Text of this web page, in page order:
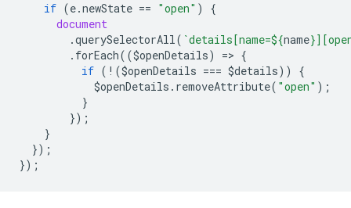
if (e.newState == "open" )
{
document
.querySelectorAll( `details[name=${name}
. forEach(($openDetails) => {
if ( ! ($openDetails === $details))
{
$openDetails . removeAttribute( "open" );
}
});
}
});
});